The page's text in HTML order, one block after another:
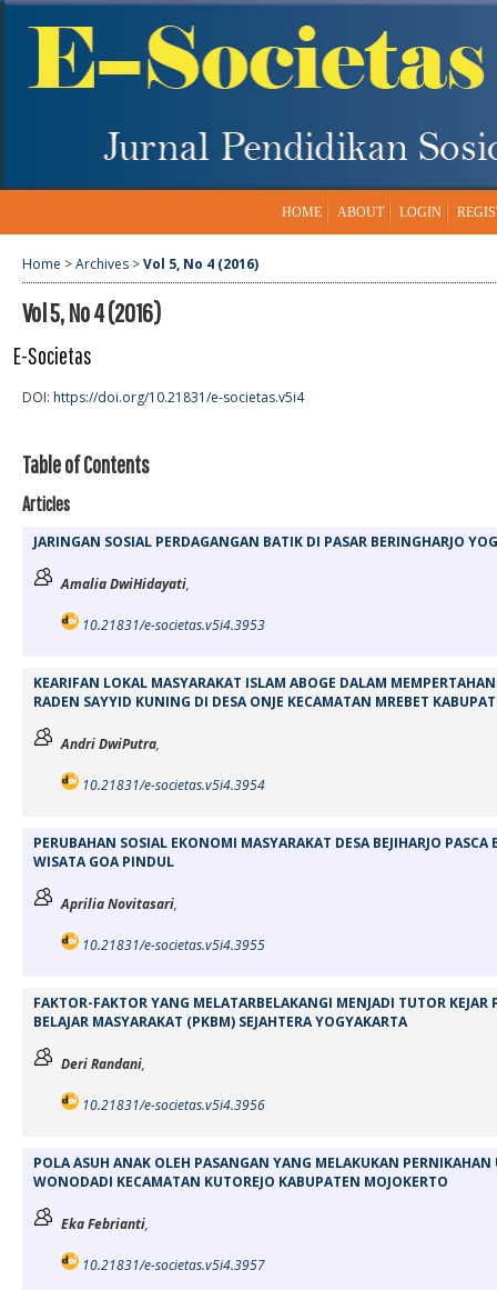
HOME ABOUT LOGIN
Home >Archives >Vol 5, No 4 (2016)
Vol 5, No 4 (2016)
E-Societas
DOI: https://doi.org/10.21831/e-societas.v5i4
Table of Contents
Articles
JARINGAN SOSIAL PERDAGANGAN BATIK DI PASAR BERINGHARJO
Amalia DwiHidayati,
10.21831/e-societas.v5i4.3953
KEARIFAN LOKAL MASYARAKAT ISLAM ABOGE DALAM
RADEN SAYYID KUNING DI DESA ONJE KECAMATAN MREBET
Andri DwiPutra,
10.21831/e-societas.v5i4.3954
PERUBAHAN SOSIAL EKONOMI MASYARAKAT DESA BEJIHARJO PASCA
WISATA GOA PINDUL
Aprilia Novitasari,
10.21831/e-societas.v5i4.3955
FAKTOR-FAKTOR YANG MELATARBELAKANGI MENJADI TUTOR KEJAR
BELAJAR MASYARAKAT (PKBM) SEJAHTERA YOGYAKARTA
Deri Randani,
10.21831/e-societas.v5i4.3956
POLA ASUH ANAK OLEH PASANGAN YANG MELAKUKAN PERNIKAHAN
WONODADI KECAMATAN KUTOREJO KABUPATEN MOJOKERTO
Eka Febrianti,
10.21831/e-societas.v5i4.3957